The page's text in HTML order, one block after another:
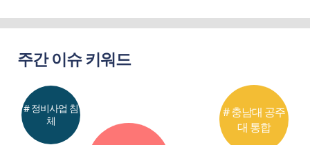
주간 이슈 키워드
# 충남대 공주
대 통합
# 정비사업 침
체